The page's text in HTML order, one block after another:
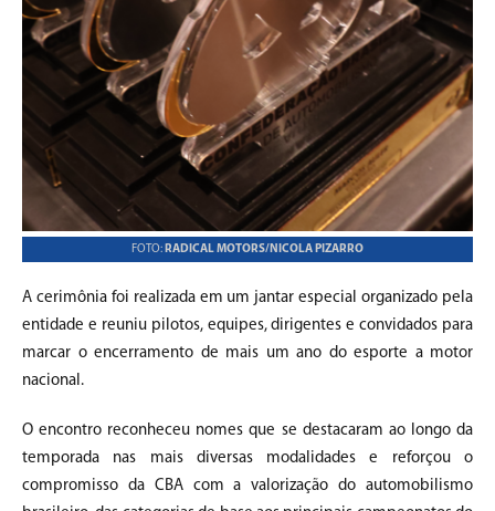
FOTO: RADICAL MOTORS/NICOLA PIZARRO
A cerimônia foi realizada em um jantar especial organizado pela
entidade e reuniu pilotos, equipes, dirigentes e convidados para
marcar o encerramento de mais um ano do esporte a motor
nacional.
O encontro reconheceu nomes que se destacaram ao longo da
temporada nas mais diversas modalidades e reforçou o
compromisso da CBA com a valorização do automobilismo